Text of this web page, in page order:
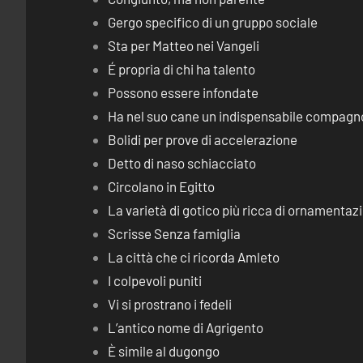
Gergo specifico di un gruppo sociale
Sta per Matteo nei Vangeli
É propria di chi ha talento
Possono essere infondate
Ha nel suo cane un indispensabile
Bolidi per prove di accelerazione
Detto di naso schiacciato
Circolano in Egitto
La varietà di gotico più ricca di
Scrisse Senza famiglia
La città che ci ricorda Amleto
I colpevoli puniti
Vi si prostrano i fedeli
L’antico nome di Agrigento
È simile al dugongo